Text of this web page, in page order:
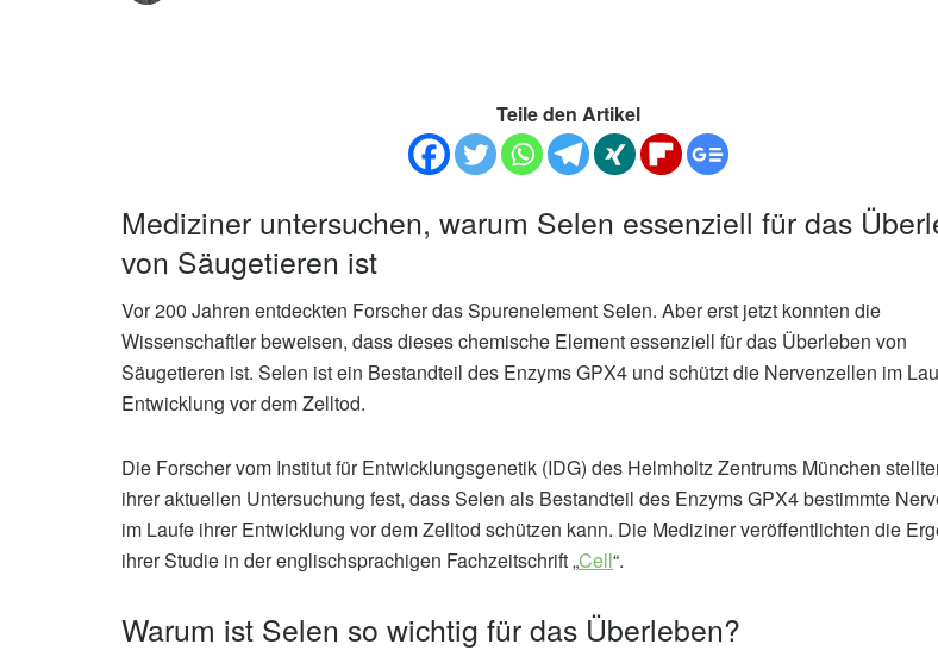
Teile den Artikel
Mediziner untersuchen, warum Selen essenziell für das
von Säugetieren ist
Vor 200 Jahren entdeckten Forscher das Spurenelement Selen. Aber erst jetzt konnten die
Wissenschaftler beweisen, dass dieses chemische Element essenziell für das Überleben von
Säugetieren ist. Selen ist ein Bestandteil des Enzyms GPX4 und schützt die Nervenzellen im
Entwicklung vor dem Zelltod.
Die Forscher vom Institut für Entwicklungsgenetik (IDG) des Helmholtz Zentrums München
ihrer aktuellen Untersuchung fest, dass Selen als Bestandteil des Enzyms GPX4 bestimmte
im Laufe ihrer Entwicklung vor dem Zelltod schützen kann. Die Mediziner veröffentlichten die
ihrer Studie in der englischsprachigen Fachzeitschrift „Cell“.
Warum ist Selen so wichtig für das Überleben?